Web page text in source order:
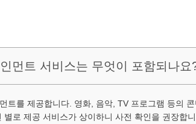
먼트 서비스는 무엇이 포함되나요
트를 제공합니다. 영화, 음악, TV 프로그램 등의
로 제공 서비스가 상이하니 사전 확인을 권장합니